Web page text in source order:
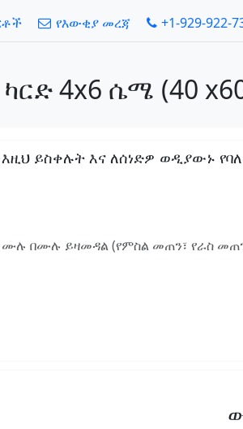
የእውቂያ መረጃ +1-929-922-
4x6 ሴሜ (40
ይስቀሉት እና ለሰነድዎ ወዲያውኑ
በሙሉ ይዛመዳል (የምስል መጠን፣ የራስ